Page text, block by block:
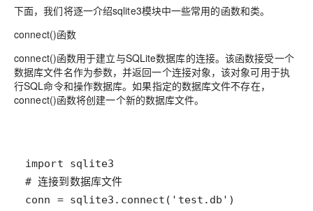
下面，我们将逐一介绍sqlite3模块中一些常用的函数和类。
connect()函数
connect()函数用于建立与SQLite数据库的连接。该函数接受一个
数据库文件名作为参数，并返回一个连接对象，该对象可用于执
行SQL命令和操作数据库。如果指定的数据库文件不存在，
connect()函数将创建一个新的数据库文件。
import
sqlite3
# 连接到数据库文件
conn
= sqlite3 . connect ( 'test.db' )